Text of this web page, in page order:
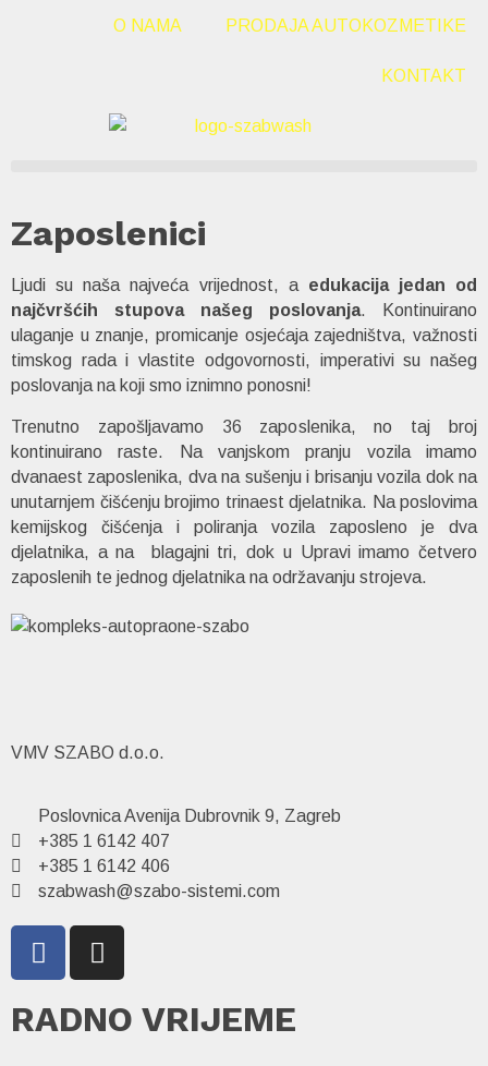
O NAMA PRODAJA AUTOKOZMETIKE
KONTAKT
Zaposlenici
Ljudi su naša najveća vrijednost, a edukacija jedan od
najčvršćih stupova našeg poslovanja. Kontinuirano
ulaganje u znanje, promicanje osjećaja zajedništva, važnosti
timskog rada i vlastite odgovornosti, imperativi su našeg
poslovanja na koji smo iznimno ponosni!
Trenutno zapošljavamo 36 zaposlenika, no taj broj
kontinuirano raste. Na vanjskom pranju vozila imamo
dvanaest zaposlenika, dva na sušenju i brisanju vozila dok na
unutarnjem čišćenju brojimo trinaest djelatnika. Na poslovima
kemijskog čišćenja i poliranja vozila zaposleno je dva
djelatnika, a na blagajni tri, dok u Upravi imamo četvero
zaposlenih te jednog djelatnika na održavanju strojeva.
VMV SZABO d.o.o.
Poslovnica Avenija Dubrovnik 9, Zagreb
+385 1 6142 407
+385 1 6142 406
szabwash@szabo-sistemi.com
RADNO VRIJEME